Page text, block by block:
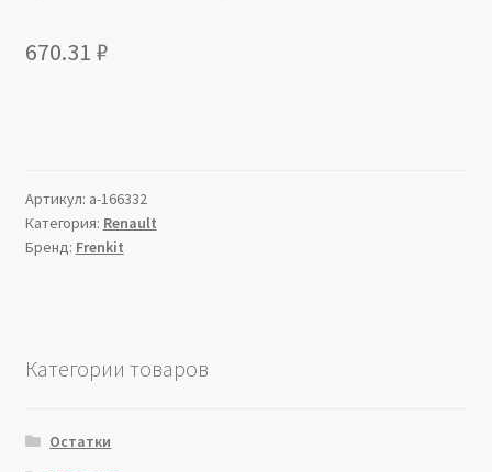
670.31 ₽
Артикул: a-166332
Категория: Renault
Бренд: Frenkit
Категории товаров
Остатки